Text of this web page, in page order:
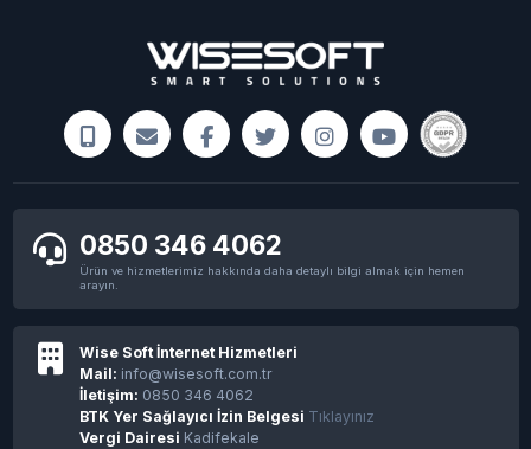
0850 346 4062
Ürün ve hizmetlerimiz hakkında daha detaylı bilgi almak için hemen
arayın.
Wise Soft İnternet Hizmetleri
Mail: info@wisesoft.com.tr
İletişim: 0850 346 4062
BTK Yer Sağlayıcı İzin Belgesi Tıklayınız
Vergi Dairesi Kadifekale